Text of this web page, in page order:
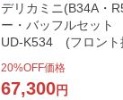
デリカミニ(B34A・
ー・バッフルセッ
UD-K534 (フロント
20%OFF価格
67,300円